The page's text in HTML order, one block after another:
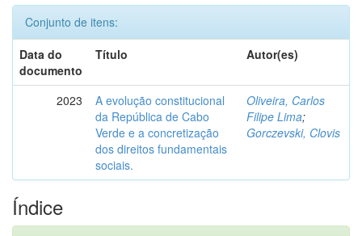
Conjunto de itens:
Data do
documento
Título Autor(es)
2023
A evolução constitucional
da República de Cabo
Verde e a concretização
dos direitos fundamentais
sociais.
Oliveira, Carlos
Filipe Lima;
Gorczevski, Clovis
Índice